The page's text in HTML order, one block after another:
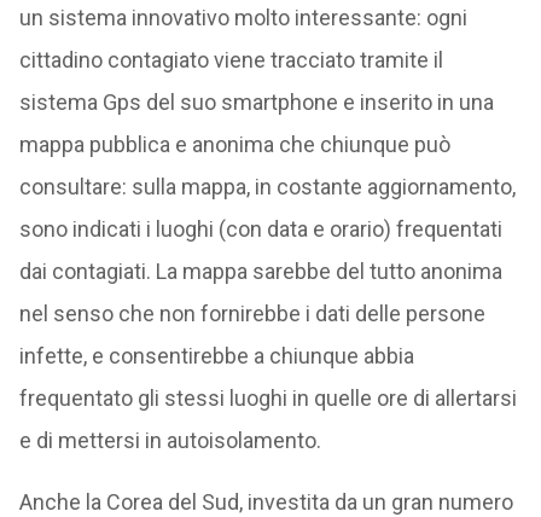
un sistema innovativo molto interessante: ogni
cittadino contagiato viene tracciato tramite il
sistema Gps del suo smartphone e inserito in una
mappa pubblica e anonima che chiunque può
consultare: sulla mappa, in costante aggiornamento,
sono indicati i luoghi (con data e orario) frequentati
dai contagiati. La mappa sarebbe del tutto anonima
nel senso che non fornirebbe i dati delle persone
infette, e consentirebbe a chiunque abbia
frequentato gli stessi luoghi in quelle ore di allertarsi
e di mettersi in autoisolamento.
Anche la Corea del Sud, investita da un gran numero